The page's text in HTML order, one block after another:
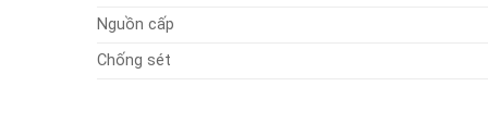
Nguồn cấp
Chống sét